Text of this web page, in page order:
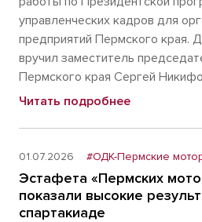
управленческих кадров для
предприятий Пермского края.
вручил заместитель
Пермского края Сергей
Читать подробнее
01.07.2026 #ОДК-Пермские
Эстафета «Пермских
показали высокие
спартакиаде